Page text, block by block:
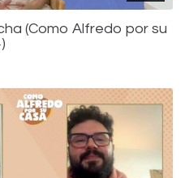
(Como Alfredo por su